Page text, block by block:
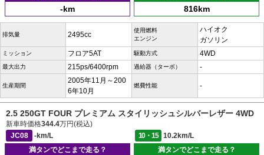
-km 816km
排気量 2495cc
使用燃料
エンジン
ハイオク
ガソリン
ミッション フロア5AT 駆動方式 4WD
最大出力 215ps/6400rpm 過給器（ターボ） -
生産期間
2005年11月～200
6年10月
燃費性能 -
2.5 250GT FOUR プレミアム スタイリッシュシルバーレザー 4WD
新車時価格344.4万円(税込)
JC08
-km/L 10・15
10.2km/L
満タンでどこまで走る？
満タンでどこまで走る？